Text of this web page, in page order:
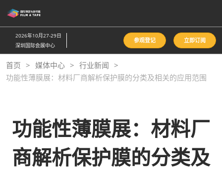
接
跳
至
内
容
2026年10月27-29日
深圳国际会展中心
参观登记 立即订阅
首页 媒体中心
行业新闻
功能性薄膜展：材料厂商解析保护膜的分类及相关的应用范围
功能性薄膜展：材料厂
商解析保护膜的分类及